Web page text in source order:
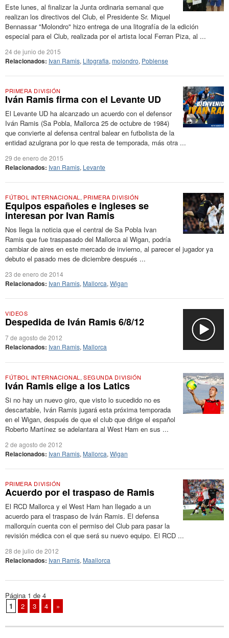
Este lunes, al finalizar la Junta ordinaria semanal que
realizan los directivos del Club, el Presidente Sr. Miquel
Bennassar "Molondro" hizo entrega de una litografía de la edición
especial para el Club, realizada por el artista local Ferran Piza, al ...
24 de junio de 2015
Relacionados: Ivan Ramis, Litografia, molondro, Poblense
PRIMERA DIVISIÓN
Iván Ramis firma con el Levante UD
El Levante UD ha alcanzado un acuerdo con el defensor
Iván Ramis (Sa Pobla, Mallorca 25 de octubre de 1984)
que convierte al defensa central balear en futbolista de la
entidad azulgrana por lo que resta de temporada, más otra ...
29 de enero de 2015
Relacionados: Ivan Ramis, Levante
FÚTBOL INTERNACIONAL , PRIMERA DIVISIÓN
Equipos españoles e ingleses se
interesan por Ivan Ramis
Nos llega la noticia que el central de Sa Pobla Ivan
Ramis que fue traspasado del Mallorca al Wigan, podría
cambiar de aires en este mercado de invierno, al parecer el jugador ya
debuto el pasado mes de diciembre después ...
23 de enero de 2014
Relacionados: Ivan Ramis, Mallorca, Wigan
VIDEOS
Despedida de Iván Ramis 6/8/12
7 de agosto de 2012
Relacionados: Ivan Ramis, Mallorca
FÚTBOL INTERNACIONAL , SEGUNDA DIVISIÓN
Iván Ramis elige a los Latics
Si no hay un nuevo giro, que visto lo sucedido no es
descartable, Iván Ramis jugará esta próxima temporada
en el Wigan, después de que el club que dirige el español
Roberto Martínez se adelantara al West Ham en sus ...
2 de agosto de 2012
Relacionados: Ivan Ramis, Mallorca, Wigan
PRIMERA DIVISIÓN
Acuerdo por el traspaso de Ramis
El RCD Mallorca y el West Ham han llegado a un
acuerdo para el traspaso de Iván Ramis. El defensa
mallorquín cuenta con el permiso del Club para pasar la
revisión médica con el que será su nuevo equipo. El RCD ...
28 de julio de 2012
Relacionados: Ivan Ramis, Maallorca
Página 1 de 4
1
2 3 4 »